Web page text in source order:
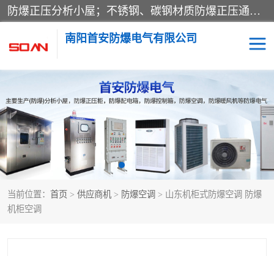
防爆正压分析小屋；不锈钢、碳钢材质防爆正压通风柜，分上下、左右、外挂三种款式；立式、挂式防爆配电柜体；不锈钢、碳钢防爆变频、磁力、星三角启动器；不锈钢、碳钢、铸铝防爆控制箱柜；可操作按键、多块式防爆仪表箱；多材质防爆接线箱；台式防爆电脑、防爆监视器。产品适配石油、化工、煤炭、电力、纺织、酿酒、航天、铁路、冶金、船舶、消防、市政等多行业工况使用。
南阳首安防爆电气有限公司
当前位置： 首页 > 供应商机 > 防爆空调 > 山东机柜式防爆空调 防爆
机柜空调
防爆小屋 防爆正压柜
防爆空调 防爆配电箱
防爆控制箱 防爆接线箱
防爆操作柱 防爆监视显示器